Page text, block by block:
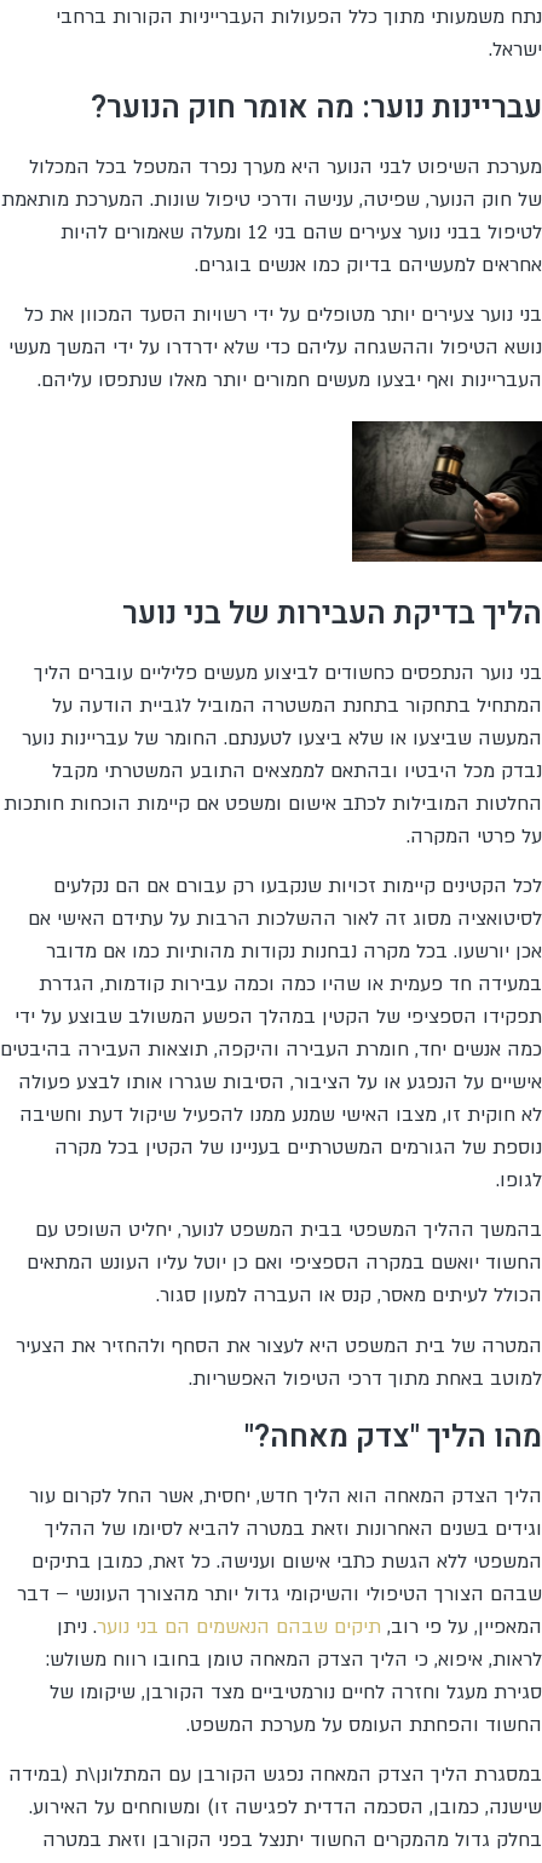
נתח משמעותי מתוך כלל הפעולות העברייניות הקורות ברחבי
ישראל.
עבריינות נוער: מה אומר חוק הנוער?
מערכת השיפוט לבני הנוער היא מערך נפרד המטפל בכל המכלול
של חוק הנוער, שפיטה, ענישה ודרכי טיפול שונות. המערכת מותאמת
לטיפול בבני נוער צעירים שהם בני 12 ומעלה שאמורים להיות
אחראים למעשיהם בדיוק כמו אנשים בוגרים.
בני נוער צעירים יותר מטופלים על ידי רשויות הסעד המכוון את כל
נושא הטיפול וההשגחה עליהם כדי שלא ידרדרו על ידי המשך מעשי
העבריינות ואף יבצעו מעשים חמורים יותר מאלו שנתפסו עליהם.
הליך בדיקת העבירות של בני נוער
בני נוער הנתפסים כחשודים לביצוע מעשים פליליים עוברים הליך
המתחיל בתחקור בתחנת המשטרה המוביל לגביית הודעה על
המעשה שביצעו או שלא ביצעו לטענתם. החומר של עבריינות נוער
נבדק מכל היבטיו ובהתאם לממצאים התובע המשטרתי מקבל
החלטות המובילות לכתב אישום ומשפט אם קיימות הוכחות חותכות
על פרטי המקרה.
לכל הקטינים קיימות זכויות שנקבעו רק עבורם אם הם נקלעים
לסיטואציה מסוג זה לאור ההשלכות הרבות על עתידם האישי אם
אכן יורשעו. בכל מקרה נבחנות נקודות מהותיות כמו אם מדובר
במעידה חד פעמית או שהיו כמה וכמה עבירות קודמות, הגדרת
תפקידו הספציפי של הקטין במהלך הפשע המשולב שבוצע על ידי
כמה אנשים יחד, חומרת העבירה והיקפה, תוצאות העבירה בהיבטים
אישיים על הנפגע או על הציבור, הסיבות שגררו אותו לבצע פעולה
לא חוקית זו, מצבו האישי שמנע ממנו להפעיל שיקול דעת וחשיבה
נוספת של הגורמים המשטרתיים בעניינו של הקטין בכל מקרה
לגופו.
בהמשך ההליך המשפטי בבית המשפט לנוער, יחליט השופט עם
החשוד יואשם במקרה הספציפי ואם כן יוטל עליו העונש המתאים
הכולל לעיתים מאסר, קנס או העברה למעון סגור.
המטרה של בית המשפט היא לעצור את הסחף ולהחזיר את הצעיר
למוטב באחת מתוך דרכי הטיפול האפשריות.
מהו הליך "צדק מאחה?"
הליך הצדק המאחה הוא הליך חדש, יחסית, אשר החל לקרום עור
וגידים בשנים האחרונות וזאת במטרה להביא לסיומו של ההליך
המשפטי ללא הגשת כתבי אישום וענישה. כל זאת, כמובן בתיקים
שבהם הצורך הטיפולי והשיקומי גדול יותר מהצורך העונשי – דבר
המאפיין, על פי רוב, תיקים שבהם הנאשמים הם בני נוער. ניתן
לראות, איפוא, כי הליך הצדק המאחה טומן בחובו רווח משולש:
סגירת מעגל וחזרה לחיים נורמטיביים מצד הקורבן, שיקומו של
החשוד והפחתת העומס על מערכת המשפט.
במסגרת הליך הצדק המאחה נפגש הקורבן עם המתלונן\ת (במידה
שישנה, כמובן, הסכמה הדדית לפגישה זו) ומשוחחים על האירוע.
בחלק גדול מהמקרים החשוד יתנצל בפני הקורבן וזאת במטרה